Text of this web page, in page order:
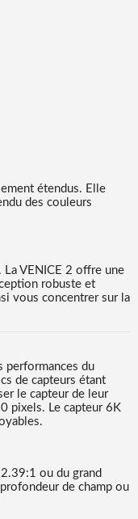
étendus. Elle
des couleurs
VENICE 2 offre une
robuste et
vous concentrer sur la
performances du
de capteurs étant
le capteur de leur
pixels. Le capteur 6K
ou du grand
de champ ou